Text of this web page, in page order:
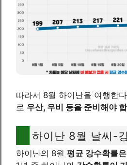
따라서 8월 하이난을 여행한
로 우산, 우비 등을 준비해야
하이난 8월 날씨-
하이난의 8월 평균 강수확률